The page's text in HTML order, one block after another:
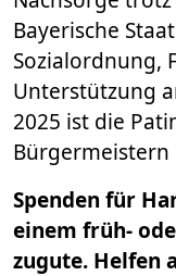
Bayerische
Sozialordnung,
Unterstützung
2025 ist die
Bürgermeistern
Spenden für
einem früh-
zugute. Helfen